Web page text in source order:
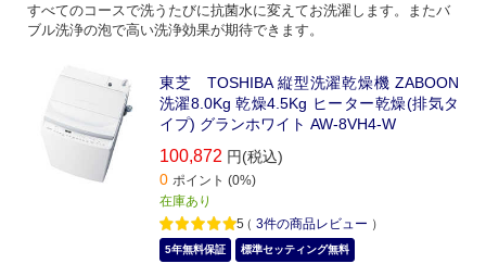
すべてのコースで洗うたびに抗菌水に変えてお洗濯します。またバ
ブル洗浄の泡で高い洗浄効果が期待できます。
東芝 TOSHIBA 縦型洗濯乾燥機 ZABOON
洗濯8.0Kg 乾燥4.5Kg ヒーター乾燥(排気タ
イプ) グランホワイト AW-8VH4-W
100,872 円(税込)
0 ポイント (0%)
在庫あり
5（ 3件の商品レビュー ）
5年無料保証 標準セッティング無料